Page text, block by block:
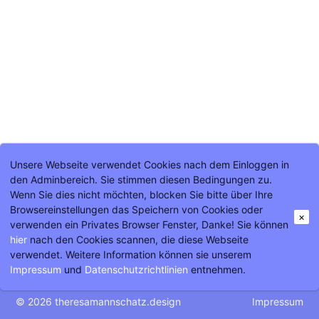
Unsere Webseite verwendet Cookies nach dem Einloggen in
den Adminbereich. Sie stimmen diesen Bedingungen zu.
Wenn Sie dies nicht möchten, blocken Sie bitte über Ihre
Browsereinstellungen das Speichern von Cookies oder
verwenden ein Privates Browser Fenster, Danke! Sie können
hier nach den Cookies scannen, die diese Webseite
verwendet. Weitere Information können sie unserem
Impressum und Datenschutzrichtlinien entnehmen.
×
Kinderladen Hildegarten,
Hildegardstr. 16a,
10715 Berlin
Tel.: 030 / 853 91 60
info@kila-hildegarten.de
© 2026 theresamannschatz.design Impressum